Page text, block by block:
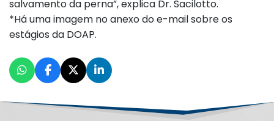
salvamento da perna”, explica Dr. Sacilotto.
*Há uma imagem no anexo do e-mail sobre os
estágios da DOAP.